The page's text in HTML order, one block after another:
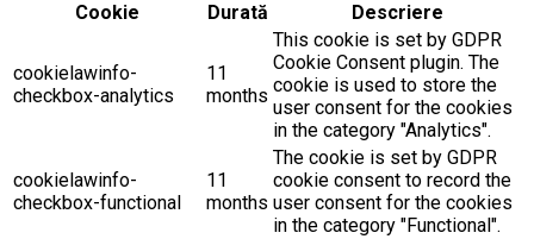
Cookie
Durată Descriere
cookielawinfo-
checkbox-analytics
11
months
This cookie is set by GDPR
Cookie Consent plugin. The
cookie is used to store the
user consent for the cookies
in the category "Analytics".
cookielawinfo-
checkbox-functional
11
months
The cookie is set by GDPR
cookie consent to record the
user consent for the cookies
in the category "Functional".